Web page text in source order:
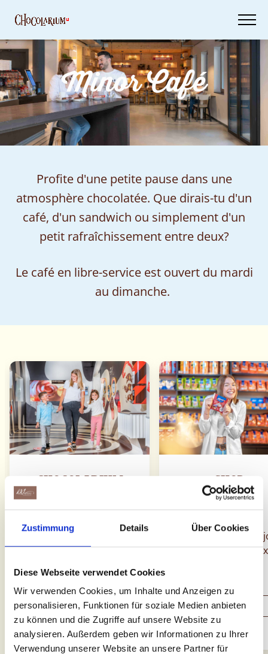
Zustimmung Details Über Cookies
Diese Webseite verwendet Cookies
Wir verwenden Cookies, um Inhalte und Anzeigen zu
personalisieren, Funktionen für soziale Medien anbieten
zu können und die Zugriffe auf unsere Website zu
analysieren. Außerdem geben wir Informationen zu Ihrer
Verwendung unserer Website an unsere Partner für
content
Billets
Ta
visite
d'achat
Minor Café
Profite d'une petite pause dans une
atmosphère chocolatée. Que dirais-tu d'un
café, d'un sandwich ou simplement d'un
petit rafraîchissement entre deux?
Le café en libre-service est ouvert du mardi
au dimanche.
CHOCOLARIUM
TOUR
Comment le bonheur se
retrouve-t-il dans le
Découvrir
SHOP
Souvenirs sucrés et
idées de cadeaux
Découvrir